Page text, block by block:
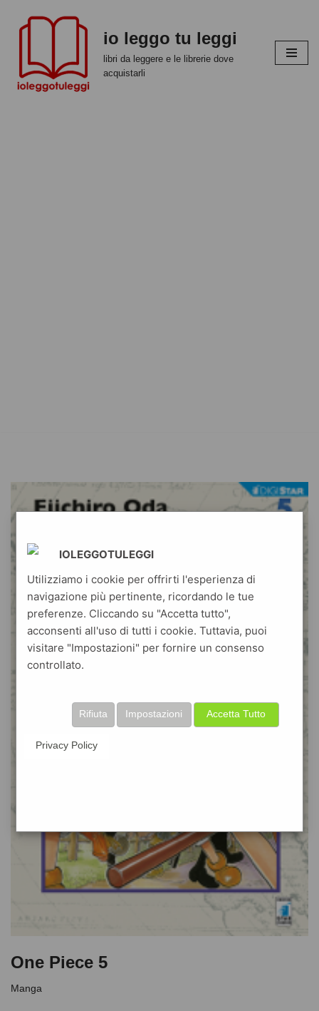
contenuto
io leggo tu leggi
libri da leggere e le librerie dove
acquistarli
One Piece 5
Manga
IOLEGGOTULEGGI
Utilizziamo i cookie per offrirti l'esperienza di
navigazione più pertinente, ricordando le tue
preferenze. Cliccando su "Accetta tutto",
acconsenti all'uso di tutti i cookie. Tuttavia, puoi
visitare "Impostazioni" per fornire un consenso
controllato.
Accetta Tutto
Impostazioni
Rifiuta
Privacy Policy